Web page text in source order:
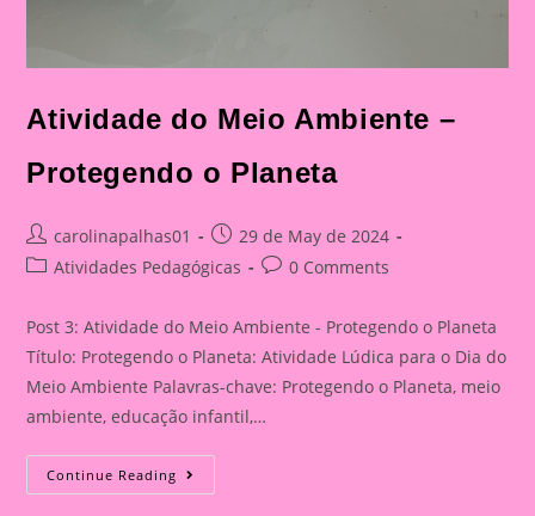
Atividade do Meio Ambiente –
Protegendo o Planeta
Post
author:
carolinapalhas01
Post
published:
29 de May de 2024
PostAtividades Pedagógicas
Post0 Comments
Post 3: Atividade do Meio Ambiente - Protegendo o Planeta
Título: Protegendo o Planeta: Atividade Lúdica para o Dia do
Meio Ambiente Palavras-chave: Protegendo o Planeta, meio
ambiente, educação infantil,…
Continue Reading Atividade
Do